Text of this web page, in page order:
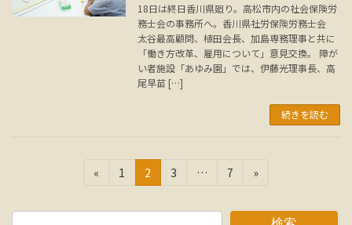
18日は終日香川県廻り。高松市内の社会保険労
務士会の事務所へ。香川県社労保険労務士会
太谷最高顧問、植田会長、加島専務理事と共に
「働き方改革、雇用について」意見交換。 障が
い者施設「あゆみ園」では、伊藤光理事長、高
尾早苗 […]
続きを読む
«
固1
固
定
2
固
3 …
固
ー
7 »